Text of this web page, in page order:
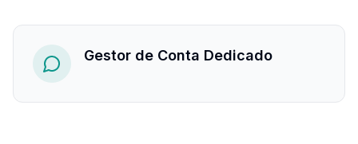
Gestor de Conta Dedicado